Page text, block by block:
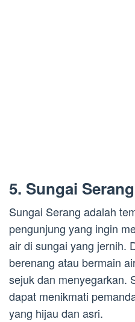
5. Sungai Serang
Sungai Serang adalah
pengunjung yang ingin
air di sungai yang jernih.
berenang atau bermain
sejuk dan menyegarkan.
dapat menikmati
yang hijau dan asri.